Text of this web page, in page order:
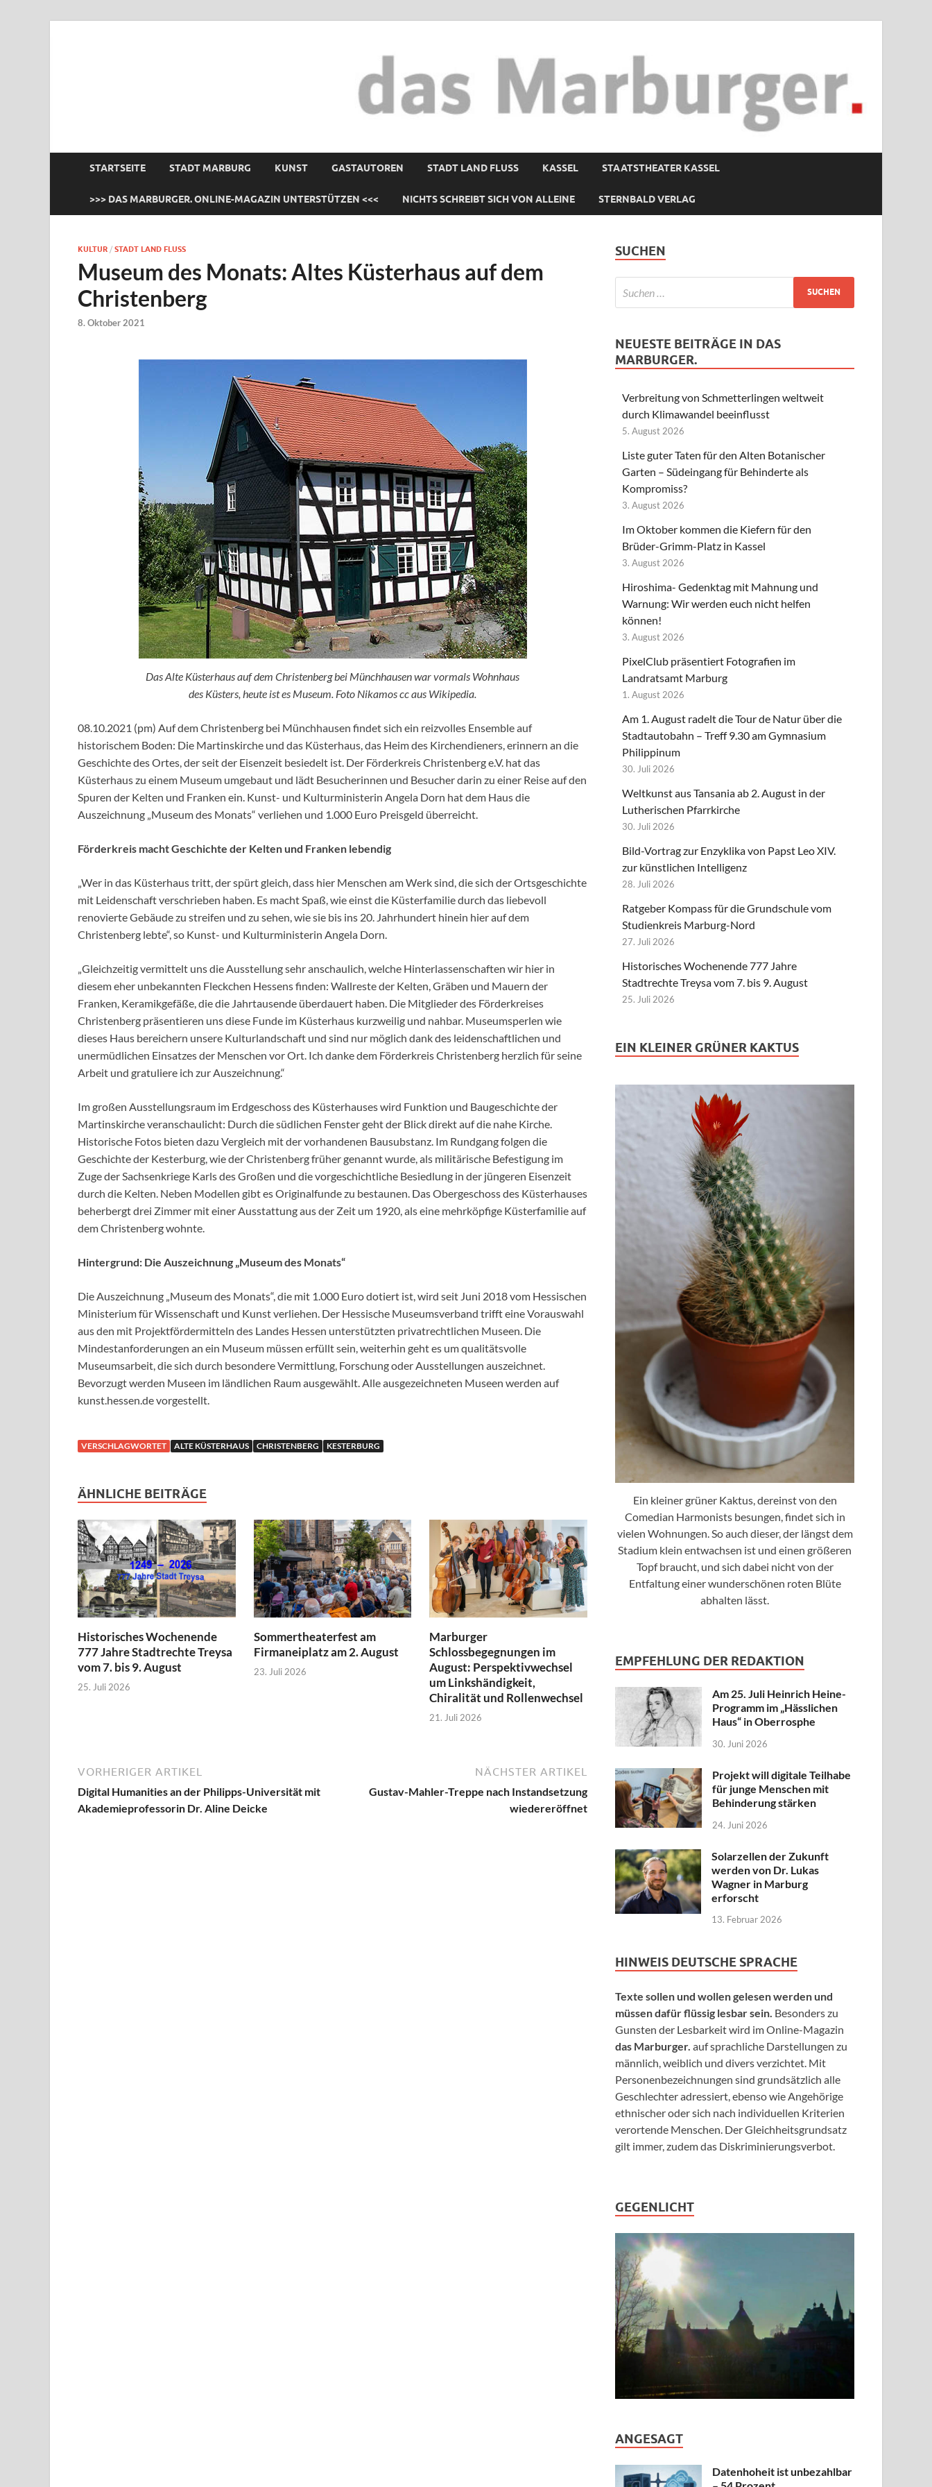
STARTSEITE STADT MARBURG KUNST GASTAUTOREN STADT LAND FLUSS KASSEL STAATSTHEATER KASSEL
>>> DAS MARBURGER. ONLINE-MAGAZIN UNTERSTÜTZEN <<< NICHTS SCHREIBT SICH VON ALLEINE STERNBALD VERLAG
KULTUR / STADT LAND FLUSS
Museum des Monats: Altes Küsterhaus auf dem
Christenberg
8. Oktober 2021
Das Alte Küsterhaus auf dem Christenberg bei Münchhausen war vormals Wohnhaus
des Küsters, heute ist es Museum. Foto Nikamos cc aus Wikipedia.
08.10.2021 (pm) Auf dem Christenberg bei Münchhausen findet sich ein reizvolles Ensemble auf
historischem Boden: Die Martinskirche und das Küsterhaus, das Heim des Kirchendieners, erinnern an die
Geschichte des Ortes, der seit der Eisenzeit besiedelt ist. Der Förderkreis Christenberg e.V. hat das
Küsterhaus zu einem Museum umgebaut und lädt Besucherinnen und Besucher darin zu einer Reise auf den
Spuren der Kelten und Franken ein. Kunst- und Kulturministerin Angela Dorn hat dem Haus die
Auszeichnung „Museum des Monats“ verliehen und 1.000 Euro Preisgeld überreicht.
Förderkreis macht Geschichte der Kelten und Franken lebendig
„Wer in das Küsterhaus tritt, der spürt gleich, dass hier Menschen am Werk sind, die sich der Ortsgeschichte
mit Leidenschaft verschrieben haben. Es macht Spaß, wie einst die Küsterfamilie durch das liebevoll
renovierte Gebäude zu streifen und zu sehen, wie sie bis ins 20. Jahrhundert hinein hier auf dem
Christenberg lebte“, so Kunst- und Kulturministerin Angela Dorn.
„Gleichzeitig vermittelt uns die Ausstellung sehr anschaulich, welche Hinterlassenschaften wir hier in
diesem eher unbekannten Fleckchen Hessens finden: Wallreste der Kelten, Gräben und Mauern der
Franken, Keramikgefäße, die die Jahrtausende überdauert haben. Die Mitglieder des Förderkreises
Christenberg präsentieren uns diese Funde im Küsterhaus kurzweilig und nahbar. Museumsperlen wie
dieses Haus bereichern unsere Kulturlandschaft und sind nur möglich dank des leidenschaftlichen und
unermüdlichen Einsatzes der Menschen vor Ort. Ich danke dem Förderkreis Christenberg herzlich für seine
Arbeit und gratuliere ich zur Auszeichnung.“
Im großen Ausstellungsraum im Erdgeschoss des Küsterhauses wird Funktion und Baugeschichte der
Martinskirche veranschaulicht: Durch die südlichen Fenster geht der Blick direkt auf die nahe Kirche.
Historische Fotos bieten dazu Vergleich mit der vorhandenen Bausubstanz. Im Rundgang folgen die
Geschichte der Kesterburg, wie der Christenberg früher genannt wurde, als militärische Befestigung im
Zuge der Sachsenkriege Karls des Großen und die vorgeschichtliche Besiedlung in der jüngeren Eisenzeit
durch die Kelten. Neben Modellen gibt es Originalfunde zu bestaunen. Das Obergeschoss des Küsterhauses
beherbergt drei Zimmer mit einer Ausstattung aus der Zeit um 1920, als eine mehrköpfige Küsterfamilie auf
dem Christenberg wohnte.
Hintergrund: Die Auszeichnung „Museum des Monats“
Die Auszeichnung „Museum des Monats“, die mit 1.000 Euro dotiert ist, wird seit Juni 2018 vom Hessischen
Ministerium für Wissenschaft und Kunst verliehen. Der Hessische Museumsverband trifft eine Vorauswahl
aus den mit Projektfördermitteln des Landes Hessen unterstützten privatrechtlichen Museen. Die
Mindestanforderungen an ein Museum müssen erfüllt sein, weiterhin geht es um qualitätsvolle
Museumsarbeit, die sich durch besondere Vermittlung, Forschung oder Ausstellungen auszeichnet.
Bevorzugt werden Museen im ländlichen Raum ausgewählt. Alle ausgezeichneten Museen werden auf
kunst.hessen.de vorgestellt.
VERSCHLAGWORTET ALTE KÜSTERHAUS CHRISTENBERG KESTERBURG
ÄHNLICHE BEITRÄGE
Historisches Wochenende
777 Jahre Stadtrechte Treysa
vom 7. bis 9. August
25. Juli 2026
Sommertheaterfest am
Firmaneiplatz am 2. August
23. Juli 2026
Marburger
Schlossbegegnungen im
August: Perspektivwechsel
um Linkshändigkeit,
Chiralität und Rollenwechsel
21. Juli 2026
VORHERIGER ARTIKEL
Digital Humanities an der Philipps-Universität mit
Akademieprofessorin Dr. Aline Deicke
NÄCHSTER ARTIKEL
Gustav-Mahler-Treppe nach Instandsetzung
wiedereröffnet
SUCHEN
NEUESTE BEITRÄGE IN DAS
MARBURGER.
Verbreitung von Schmetterlingen weltweit
durch Klimawandel beeinflusst
5. August 2026
Liste guter Taten für den Alten Botanischer
Garten – Südeingang für Behinderte als
Kompromiss?
3. August 2026
Im Oktober kommen die Kiefern für den
Brüder-Grimm-Platz in Kassel
3. August 2026
Hiroshima- Gedenktag mit Mahnung und
Warnung: Wir werden euch nicht helfen
können!
3. August 2026
PixelClub präsentiert Fotografien im
Landratsamt Marburg
1. August 2026
Am 1. August radelt die Tour de Natur über die
Stadtautobahn – Treff 9.30 am Gymnasium
Philippinum
30. Juli 2026
Weltkunst aus Tansania ab 2. August in der
Lutherischen Pfarrkirche
30. Juli 2026
Bild-Vortrag zur Enzyklika von Papst Leo XIV.
zur künstlichen Intelligenz
28. Juli 2026
Ratgeber Kompass für die Grundschule vom
Studienkreis Marburg-Nord
27. Juli 2026
Historisches Wochenende 777 Jahre
Stadtrechte Treysa vom 7. bis 9. August
25. Juli 2026
EIN KLEINER GRÜNER KAKTUS
Ein kleiner grüner Kaktus, dereinst von den
Comedian Harmonists besungen, findet sich in
vielen Wohnungen. So auch dieser, der längst dem
Stadium klein entwachsen ist und einen größeren
Topf braucht, und sich dabei nicht von der
Entfaltung einer wunderschönen roten Blüte
abhalten lässt.
EMPFEHLUNG DER REDAKTION
Am 25. Juli Heinrich Heine-
Programm im „Hässlichen
Haus“ in Oberrosphe
30. Juni 2026
Projekt will digitale Teilhabe
für junge Menschen mit
Behinderung stärken
24. Juni 2026
Solarzellen der Zukunft
werden von Dr. Lukas
Wagner in Marburg
erforscht
13. Februar 2026
HINWEIS DEUTSCHE SPRACHE
Texte sollen und wollen gelesen werden und
müssen dafür flüssig lesbar sein. Besonders zu
Gunsten der Lesbarkeit wird im Online-Magazin
das Marburger. auf sprachliche Darstellungen zu
männlich, weiblich und divers verzichtet. Mit
Personenbezeichnungen sind grundsätzlich alle
Geschlechter adressiert, ebenso wie Angehörige
ethnischer oder sich nach individuellen Kriterien
verortende Menschen. Der Gleichheitsgrundsatz
gilt immer, zudem das Diskriminierungsverbot.
GEGENLICHT
ANGESAGT
Datenhoheit ist unbezahlbar